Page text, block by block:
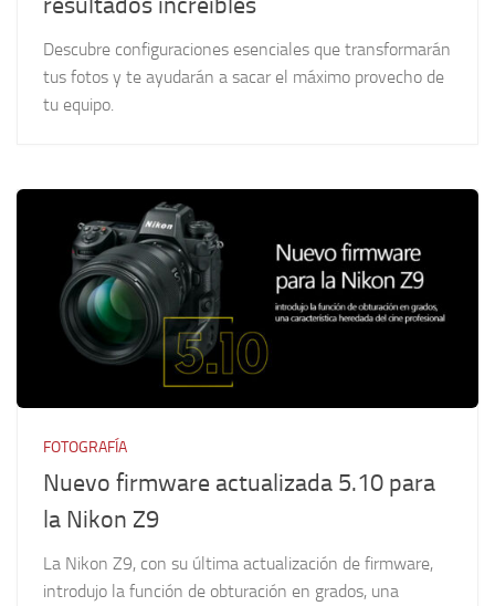
Descubre configuraciones esenciales que transformarán
tus fotos y te ayudarán a sacar el máximo provecho de
tu equipo.
FOTOGRAFÍA
Nuevo firmware actualizada 5.10 para
la Nikon Z9
La Nikon Z9, con su última actualización de firmware,
introdujo la función de obturación en grados, una